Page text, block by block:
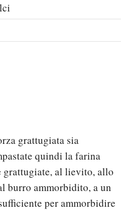
grattugiata sia
quindi la farina
grattugiate, al lievito, allo
burro ammorbidito, a un
per ammorbidire